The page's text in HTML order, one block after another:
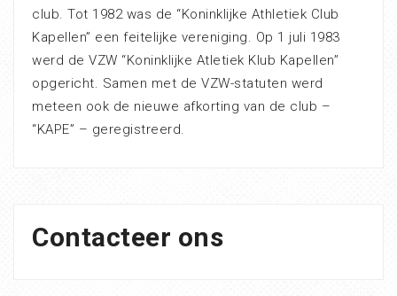
club. Tot 1982 was de “Koninklijke Athletiek Club
Kapellen” een feitelijke vereniging. Op 1 juli 1983
werd de VZW “Koninklijke Atletiek Klub Kapellen”
opgericht. Samen met de VZW-statuten werd
meteen ook de nieuwe afkorting van de club –
“KAPE” – geregistreerd.
Contacteer ons